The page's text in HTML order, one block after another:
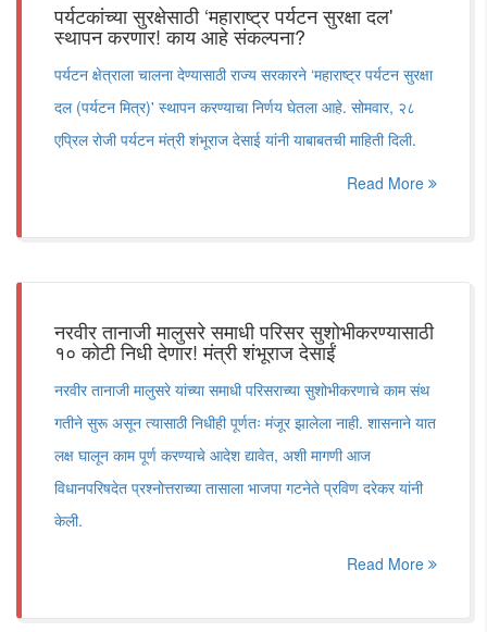
पर्यटकांच्या सुरक्षेसाठी ‘महाराष्ट्र पर्यटन सुरक्षा दल'
स्थापन करणार! काय आहे संकल्पना?
पर्यटन क्षेत्राला चालना देण्यासाठी राज्य सरकारने ‘महाराष्ट्र पर्यटन सुरक्षा
दल (पर्यटन मित्र)' स्थापन करण्याचा निर्णय घेतला आहे. सोमवार, २८
एप्रिल रोजी पर्यटन मंत्री शंभूराज देसाई यांनी याबाबतची माहिती दिली.
Read More
नरवीर तानाजी मालुसरे समाधी परिसर सुशोभीकरण्यासाठी
१० कोटी निधी देणार! मंत्री शंभूराज देसाईं
नरवीर तानाजी मालुसरे यांच्या समाधी परिसराच्या सुशोभीकरणाचे काम संथ
गतीने सुरू असून त्यासाठी निधीही पूर्णतः मंजूर झालेला नाही. शासनाने यात
लक्ष घालून काम पूर्ण करण्याचे आदेश द्यावेत, अशी मागणी आज
विधानपरिषदेत प्रश्नोत्तराच्या तासाला भाजपा गटनेते प्रविण दरेकर यांनी
केली.
Read More